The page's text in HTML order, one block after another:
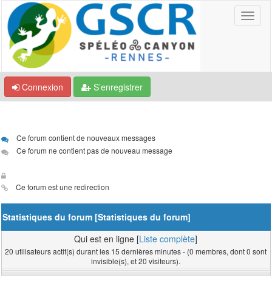
Connexion S’enregistrer
Ce forum contient de nouveaux messages
Ce forum ne contient pas de nouveau message
Ce forum est une redirection
Statistiques du forum [Statistiques du forum]
Qui est en ligne [Liste complète]
20 utilisateurs actif(s) durant les 15 dernières minutes - (0 membres, dont 0 sont
invisible(s), et 20 visiteurs).